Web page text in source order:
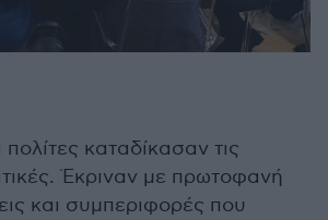
καταδίκασαν τις
Έκριναν με πρωτοφανή
και συμπεριφορές που